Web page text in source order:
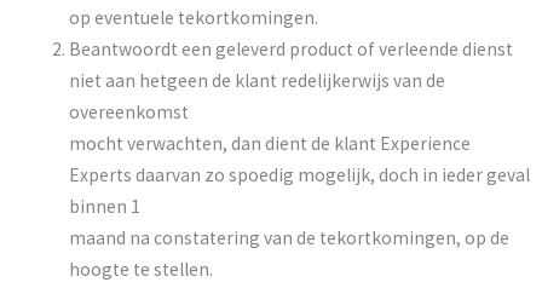
op eventuele tekortkomingen.
Beantwoordt een geleverd product of verleende dienst
niet aan hetgeen de klant redelijkerwijs van de
overeenkomst
mocht verwachten, dan dient de klant Experience
Experts daarvan zo spoedig mogelijk, doch in ieder geval
binnen 1
maand na constatering van de tekortkomingen, op de
hoogte te stellen.